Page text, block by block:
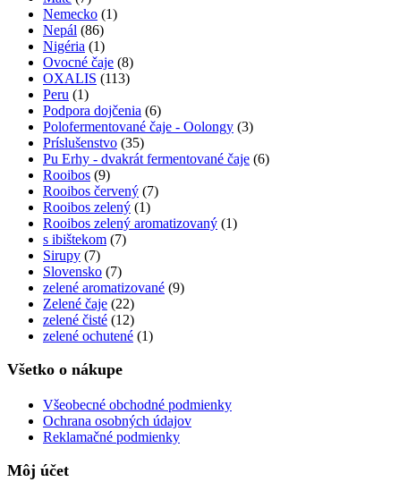
Nemecko (1)
Nepál (86)
Nigéria (1)
Ovocné čaje (8)
OXALIS (113)
Peru (1)
Podpora dojčenia (6)
Polofermentované čaje - Oolongy (3)
Príslušenstvo (35)
Pu Erhy - dvakrát fermentované čaje (6)
Rooibos (9)
Rooibos červený (7)
Rooibos zelený (1)
Rooibos zelený aromatizovaný (1)
s ibištekom (7)
Sirupy (7)
Slovensko (7)
zelené aromatizované (9)
Zelené čaje (22)
zelené čisté (12)
zelené ochutené (1)
Všetko o nákupe
Všeobecné obchodné podmienky
Ochrana osobných údajov
Reklamačné podmienky
Môj účet